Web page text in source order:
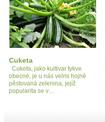
Cuketa
Cuketa, jako kultivar tykve
obecné, je u nás velmi hojně
pěstovaná zelenina, jejíž
popularita se v…